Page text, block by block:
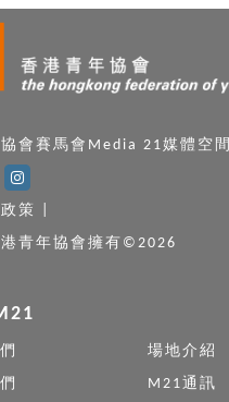
會賽馬會Media 21媒體空間
策
青年協會擁有©2026
場地介紹
M21通訊